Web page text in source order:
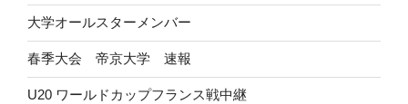
大学オールスターメンバー
春季大会 帝京大学 速報
U20 ワールドカップフランス戦中継